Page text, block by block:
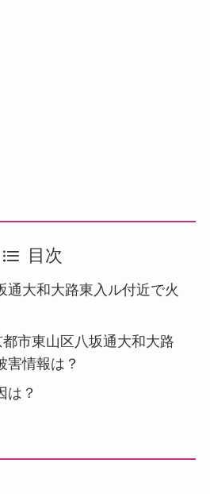
目次
通大和大路東入ル付近で火
都市東山区八坂通大和大路
害情報は？
は？